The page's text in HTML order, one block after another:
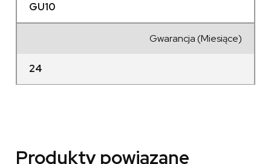
GU10
Gwarancja (Miesiące)
24
Produkty powiązane